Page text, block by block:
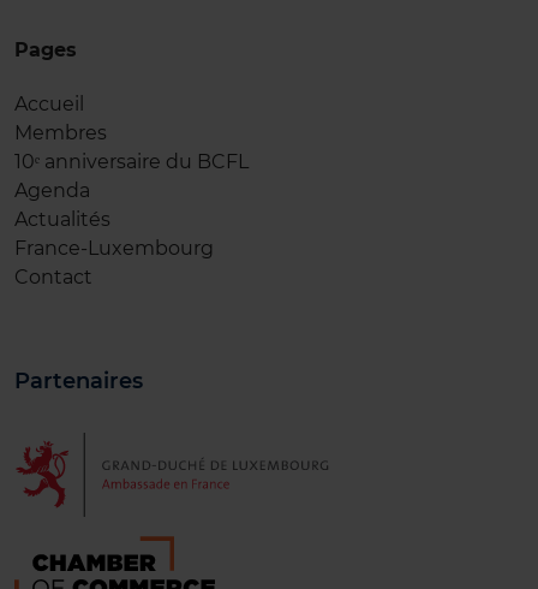
Pages
Accueil
Membres
10ᵉ anniversaire du BCFL
Agenda
Actualités
France-Luxembourg
Contact
Partenaires